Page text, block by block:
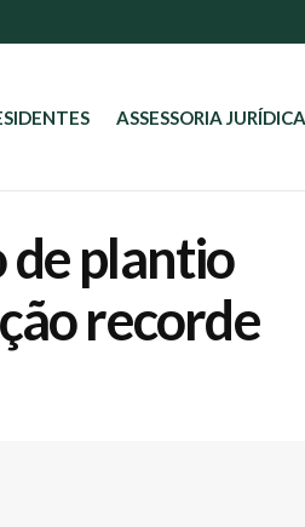
ASSESSORIA JURÍDICA
de plantio
recorde